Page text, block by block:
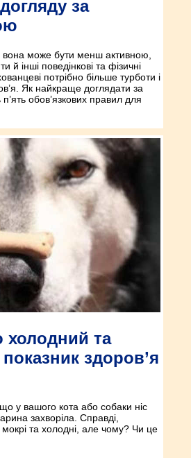
за
вона може бути менш активною,
й інші поведінкові та фізичні
потрібно більше турботи і
Як найкраще доглядати за
обов’язкових правил для
та
здоров’я
у вашого кота або собаки ніс
захворіла. Справді,
та холодні, але чому? Чи це